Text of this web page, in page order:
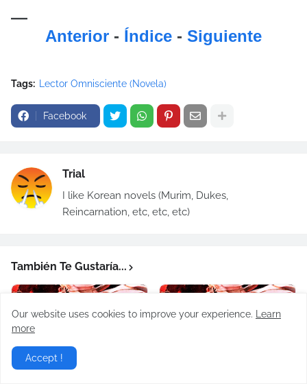
—
Anterior - Índice - Siguiente
Tags: Lector Omnisciente (Novela)
Facebook
Trial
I like Korean novels (Murim, Dukes,
Reincarnation, etc, etc, etc)
También Te Gustaría...
Our website uses cookies to improve your experience.
Learn
more
Accept !